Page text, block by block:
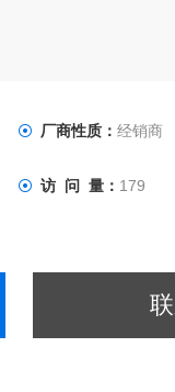
厂商性质：经销商
访 问 量： 179